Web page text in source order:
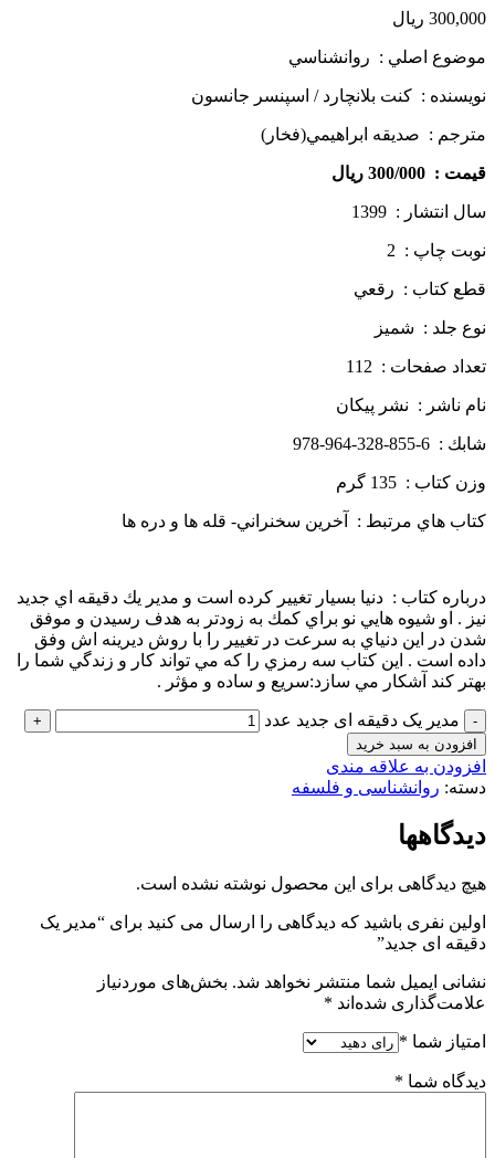
300,000 ریال
موضوع اصلي : روانشناسي
نويسنده : كنت بلانچارد / اسپنسر جانسون
مترجم : صديقه ابراهيمي(فخار)
قيمت : 300/000 ريال
سال انتشار : 1399
نوبت چاپ : 2
قطع كتاب : رقعي
نوع جلد : شميز
تعداد صفحات : 112
نام ناشر : نشر پيكان
شابك : 6-855-328-964-978
وزن كتاب : 135 گرم
كتاب هاي مرتبط : آخرين سخنراني- قله ها و دره ها
درباره كتاب : دنيا بسيار تغيير كرده است و مدير يك دقيقه اي جديد
نيز . او شيوه هايي نو براي كمك به زودتر به هدف رسيدن و موفق
شدن در اين دنياي به سرعت در تغيير را با روش ديرينه اش وفق
داده است . اين كتاب سه رمزي را كه مي تواند كار و زندگي شما را
بهتر كند آشكار مي سازد:سريع و ساده و مؤثر .
مدیر یک دقیقه ای جدید عدد
افزودن به سبد خرید
افزودن به علاقه مندی
دسته: روانشناسی و فلسفه
دیدگاهها
هیچ دیدگاهی برای این محصول نوشته نشده است.
اولین نفری باشید که دیدگاهی را ارسال می کنید برای “مدیر یک
دقیقه ای جدید”
نشانی ایمیل شما منتشر نخواهد شد. بخش‌های موردنیاز
علامت‌گذاری شده‌اند *
امتیاز شما *
دیدگاه شما *